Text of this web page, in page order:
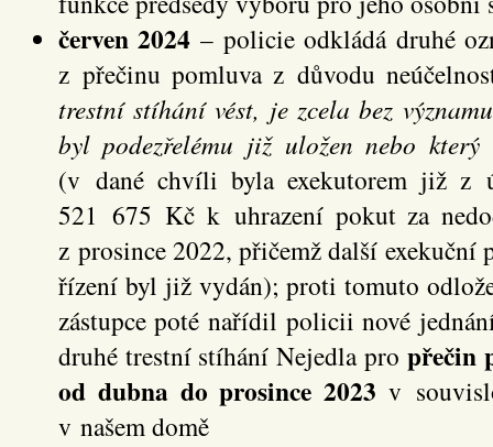
červen 2024 – policie odkládá druhé
z přečinu pomluva z důvodu
trestní stíhání vést, je zcela bez
byl podezřelému již uložen nebo
(v dané chvíli byla exekutorem již z
521 675 Kč k uhrazení pokut za
z prosince 2022, přičemž další
řízení byl již vydán); proti tomuto
zástupce poté nařídil policii nové
druhé trestní stíhání Nejedla pro přečin
od dubna do prosince 2023 v
v našem domě